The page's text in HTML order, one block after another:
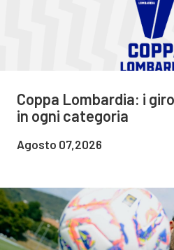
Coppa Lombardia: i
in ogni categoria
Agosto 07,2026